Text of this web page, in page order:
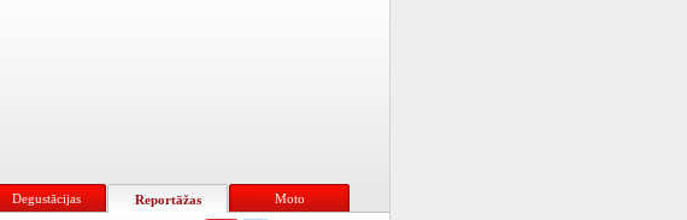
Degustācijas Reportāžas Moto